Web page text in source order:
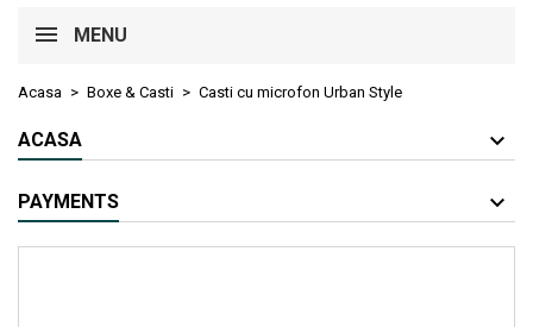
MENU
Acasa Boxe & Casti Casti cu microfon Urban Style
ACASA
PAYMENTS